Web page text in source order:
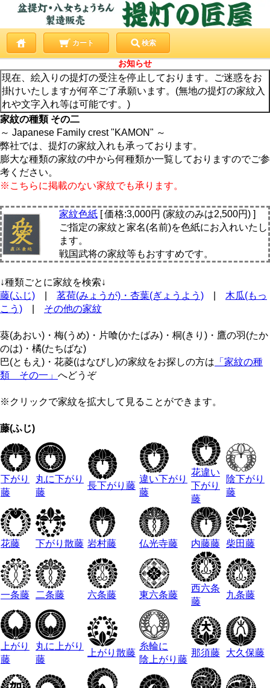
カート 検索
お知らせ
現在、絵入りの提灯の受注を停止しております。ご迷惑をお
掛けいたしますが何卒ご了承願います。(無地の提灯の家紋入
れや文字入れ等は可能です。)
家紋の種類 その二
～ Japanese Family crest "KAMON" ～
弊社では、提灯の家紋入れも承っております。
膨大な種類の家紋の中から何種類か一覧しておりますのでご参
考ください。
※こちらに掲載のない家紋でも承ります。
家紋色紙 [ 価格:3,000円 (家紋のみは2,500円) ]
ご指定の家紋と家名(名前)を色紙にお入れいたし
ます。
戦国武将の家紋等もおすすめです。
↓種類ごとに家紋を検索↓
藤(ふじ)
茗荷(みょうが)・杏葉(ぎょうよう)
木瓜(もっ
こう)
その他の家紋
葵(あおい)・梅(うめ)・片喰(かたばみ)・桐(きり)・鷹の羽(たか
のは)・橘(たちばな)
巴(ともえ)・花菱(はなびし)の家紋をお探しの方は 「家紋の種
類 その一」 へどうぞ
※クリックで家紋を拡大して見ることができます。
藤(ふじ)
下がり
藤
丸に下がり
藤
長下がり藤
違い下がり
藤
花違い
下がり
藤
陰下がり
藤
花藤 下がり散藤 岩村藤 仏光寺藤 内藤藤 柴田藤
一条藤 二条藤 六条藤 東六条藤
西六条
藤
九条藤
上がり
藤
丸に上がり
藤
上がり散藤
糸輪に
陰上がり藤
那須藤 大久保藤